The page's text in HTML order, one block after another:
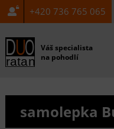
+420 736 765 065
Váš specialista
na pohodlí
samolepka